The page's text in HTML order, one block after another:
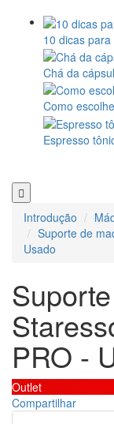
10 dicas
Chá da
Como
Espresso
Introdução
Suporte de
Usado
PRO -
Outlet
Compartilhar